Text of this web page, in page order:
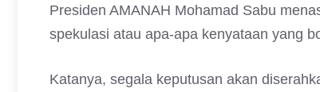
Presiden AMANAH Mohamad Sabu
spekulasi atau apa-apa kenyataan yang
Katanya, segala keputusan akan